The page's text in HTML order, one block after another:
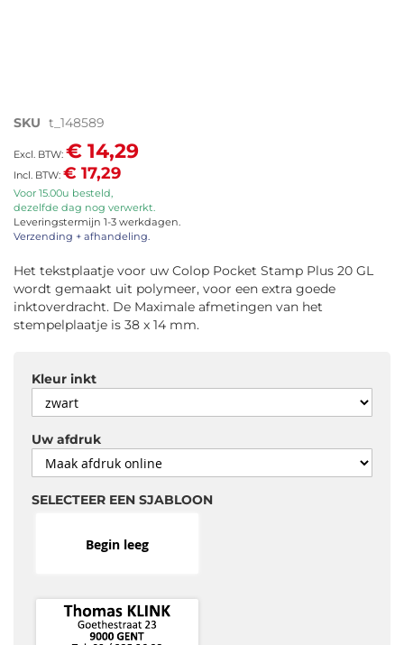
Ga
het
begin
van
de
afbeeldingen-
SKU t_148589
€ 17,29
€ 14,29
Voor 15.00u besteld,
dezelfde dag nog verwerkt.
Leveringstermijn 1-3 werkdagen.
Verzending + afhandeling.
Het tekstplaatje voor uw Colop Pocket Stamp Plus 20 GL
wordt gemaakt uit polymeer, voor een extra goede
inktoverdracht. De Maximale afmetingen van het
stempelplaatje is 38 x 14 mm.
Kleur inkt
Uw afdruk
SELECTEER EEN SJABLOON
Begin leeg